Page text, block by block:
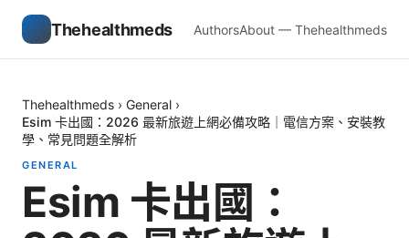
Thehealthmeds AuthorsAbout — Thehealthmeds
Thehealthmeds › General ›
Esim 卡出國：2026 最新旅遊上網必備攻略｜電信方案、安裝教
學、常見問題全解析
GENERAL
Esim 卡出國：